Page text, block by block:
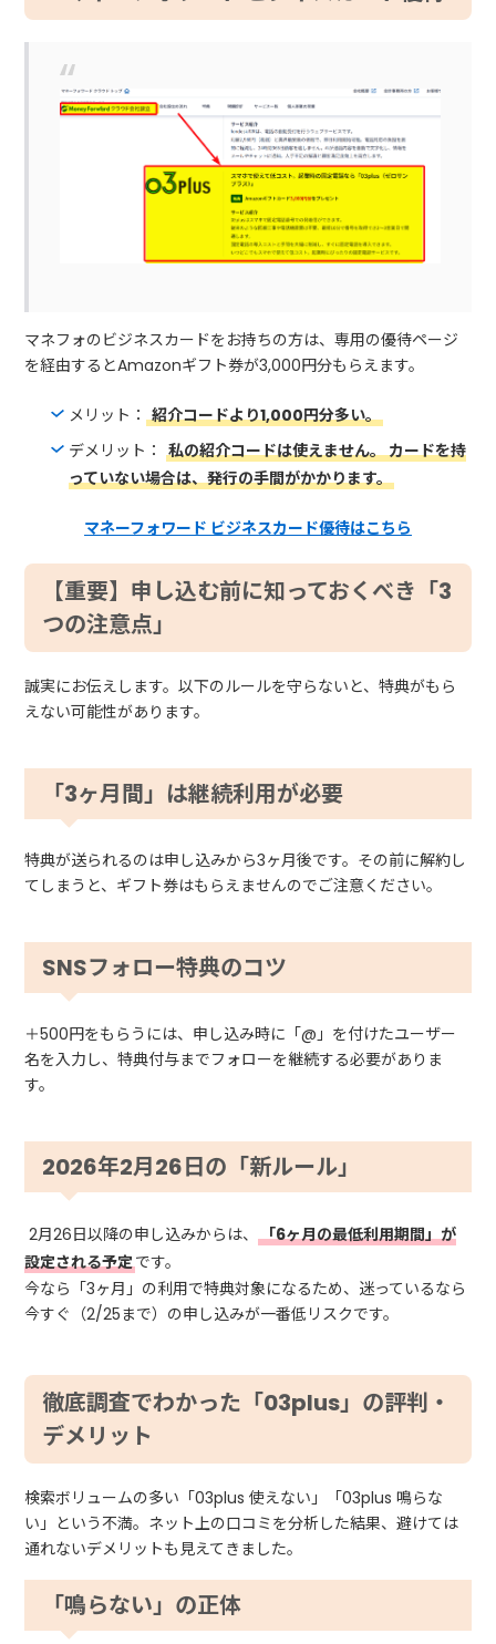
マネフォのビジネスカードをお持ちの方は、専用の優待ページ
を経由するとAmazonギフト券が3,000円分もらえます。
メリット：紹介コードより1,000円分多い。
デメリット：私の紹介コードは使えません。 カードを持
っていない場合は、発行の手間がかかります。
マネーフォワード ビジネスカード優待はこちら
【重要】申し込む前に知っておくべき「3
つの注意点」
誠実にお伝えします。以下のルールを守らないと、特典がもら
えない可能性があります。
「3ヶ月間」は継続利用が必要
特典が送られるのは申し込みから3ヶ月後です。その前に解約し
てしまうと、ギフト券はもらえませんのでご注意ください。
SNSフォロー特典のコツ
＋500円をもらうには、申し込み時に「@」を付けたユーザー
名を入力し、特典付与までフォローを継続する必要がありま
す。
2026年2月26日の「新ルール」
2月26日以降の申し込みからは、「6ヶ月の最低利用期間」が
設定される予定です。
今なら「3ヶ月」の利用で特典対象になるため、迷っているなら
今すぐ（2/25まで）の申し込みが一番低リスクです。
徹底調査でわかった「03plus」の評判・
デメリット
検索ボリュームの多い「03plus 使えない」「03plus 鳴らな
い」という不満。ネット上の口コミを分析した結果、避けては
通れないデメリットも見えてきました。
「鳴らない」の正体